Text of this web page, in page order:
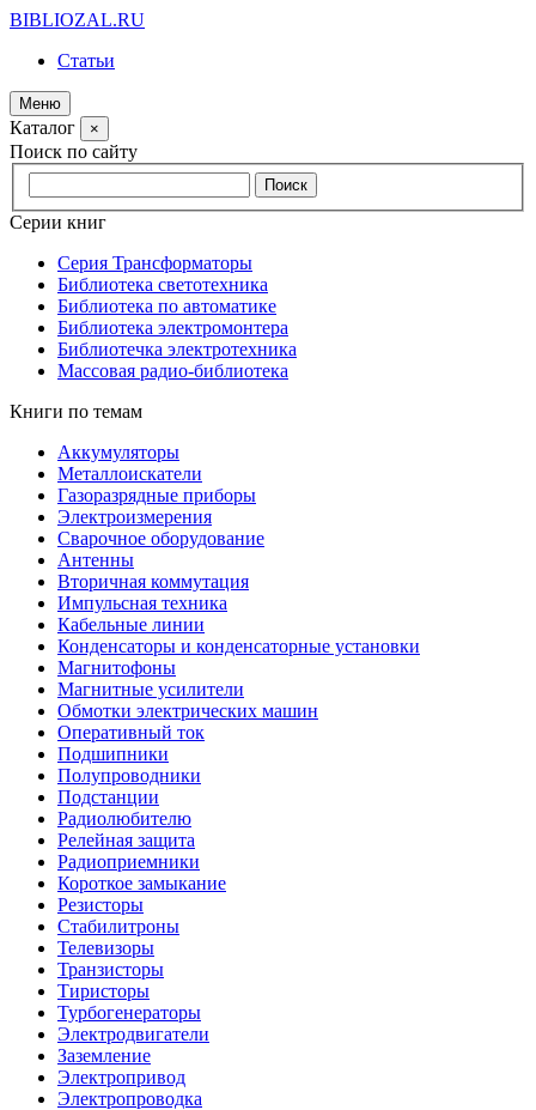
BIBLIOZAL.RU
Статьи
Меню
Каталог ×
Поиск по сайту
Серии книг
Серия Трансформаторы
Библиотека светотехника
Библиотека по автоматике
Библиотека электромонтера
Библиотечка электротехника
Массовая радио-библиотека
Книги по темам
Аккумуляторы
Металлоискатели
Газоразрядные приборы
Электроизмерения
Сварочное оборудование
Антенны
Вторичная коммутация
Импульсная техника
Кабельные линии
Конденсаторы и конденсаторные установки
Магнитофоны
Магнитные усилители
Обмотки электрических машин
Оперативный ток
Подшипники
Полупроводники
Подстанции
Радиолюбителю
Релейная защита
Радиоприемники
Короткое замыкание
Резисторы
Стабилитроны
Телевизоры
Транзисторы
Тиристоры
Турбогенераторы
Электродвигатели
Заземление
Электропривод
Электропроводка